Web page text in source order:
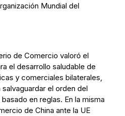
Mundial del
de Comercio valoró el
el desarrollo saludable de
y comerciales bilaterales,
el orden del
en reglas. En la misma
de China ante la UE